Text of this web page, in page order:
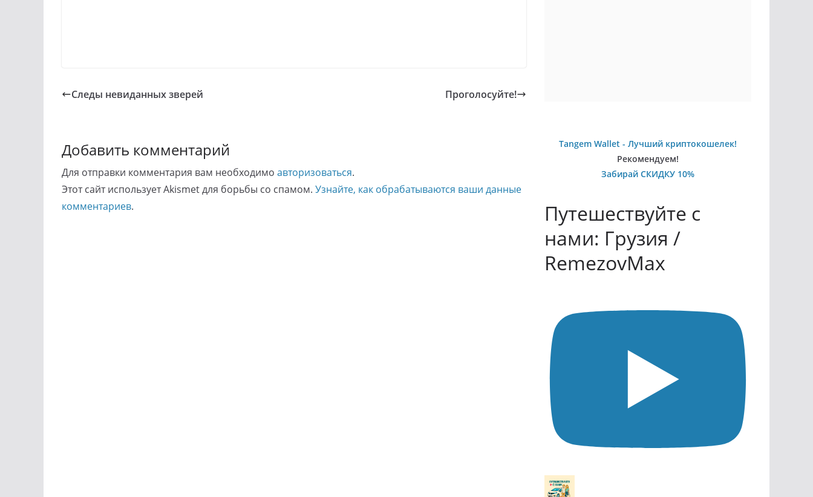
Следы невиданных зверей Проголосуйте!
Добавить комментарий
Для отправки комментария вам необходимо авторизоваться.
Этот сайт использует Akismet для борьбы со спамом. Узнайте, как обрабатываются ваши данные
комментариев.
Tangem Wallet - Лучший криптокошелек!
Рекомендуем!
Забирай СКИДКУ 10%
Путешествуйте с
нами: Грузия /
RemezovMax